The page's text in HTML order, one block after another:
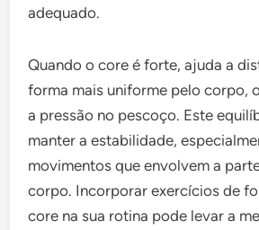
adequado.
Quando o core é forte, ajuda a
forma mais uniforme pelo corpo,
a pressão no pescoço. Este
manter a estabilidade,
movimentos que envolvem a
corpo. Incorporar exercícios de
core na sua rotina pode levar a